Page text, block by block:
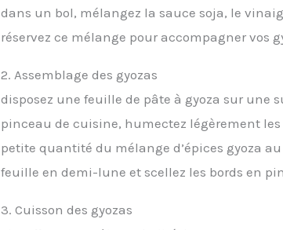
dans un bol, mélangez la sauce soja, le
réservez ce mélange pour accompagner vos
2. Assemblage des gyozas
disposez une feuille de pâte à gyoza sur une
pinceau de cuisine, humectez légèrement les
petite quantité du mélange d’épices gyoza
feuille en demi-lune et scellez les bords en
3. Cuisson des gyozas